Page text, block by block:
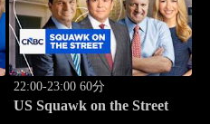
22:00-23:00 60分
US Squawk on the Street